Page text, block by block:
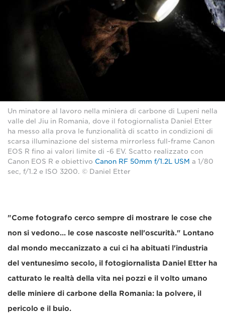
Un minatore al lavoro nella miniera di carbone di Lupeni nella
valle del Jiu in Romania, dove il fotogiornalista Daniel Etter
ha messo alla prova le funzionalità di scatto in condizioni di
scarsa illuminazione del sistema mirrorless full-frame Canon
EOS R fino ai valori limite di -6 EV. Scatto realizzato con
Canon EOS R e obiettivo Canon RF 50mm f/1.2L USM a 1/80
sec, f/1.2 e ISO 3200. © Daniel Etter
"Come fotografo cerco sempre di mostrare le cose che
non si vedono... le cose nascoste nell'oscurità." Lontano
dal mondo meccanizzato a cui ci ha abituati l'industria
del ventunesimo secolo, il fotogiornalista Daniel Etter ha
catturato le realtà della vita nei pozzi e il volto umano
delle miniere di carbone della Romania: la polvere, il
pericolo e il buio.